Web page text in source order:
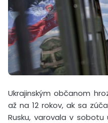
Ukrajinským občanom
až na 12 rokov, ak sa
Rusku, varovala v sobotu